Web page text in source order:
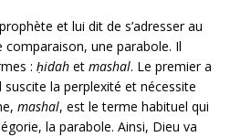
et lui dit de s’adresser au
comparaison, une parabole. Il
: ḥidah et mashal. Le premier a
la perplexité et nécessite
mashal, est le terme habituel qui
la parabole. Ainsi, Dieu va